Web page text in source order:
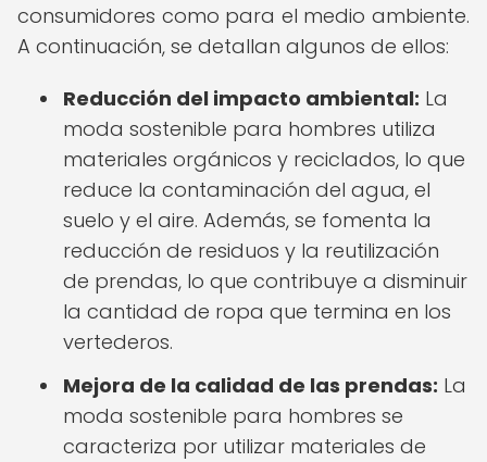
consumidores como para el medio ambiente.
A continuación, se detallan algunos de ellos:
Reducción del impacto ambiental: La
moda sostenible para hombres utiliza
materiales orgánicos y reciclados, lo que
reduce la contaminación del agua, el
suelo y el aire. Además, se fomenta la
reducción de residuos y la reutilización
de prendas, lo que contribuye a disminuir
la cantidad de ropa que termina en los
vertederos.
Mejora de la calidad de las prendas: La
moda sostenible para hombres se
caracteriza por utilizar materiales de